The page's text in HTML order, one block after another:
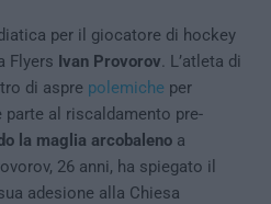
per il giocatore di hockey
Flyers Ivan Provorov . L’atleta di
di aspre polemiche per
al riscaldamento pre-
la maglia arcobaleno a
26 anni, ha spiegato il
adesione alla Chiesa